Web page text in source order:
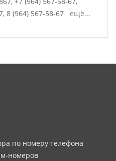
8 (964) 567-58-67 ещё...
по номеру телефона
номеров